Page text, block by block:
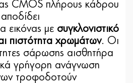
CMOS πλήρους κάδρου
αποδίδει
εικόνας με συγκλονιστικό
πιστότητα χρωμάτων. Οι
σάρωσης αισθητήρα
γρήγορη ανάγνωση
τροφοδοτούν